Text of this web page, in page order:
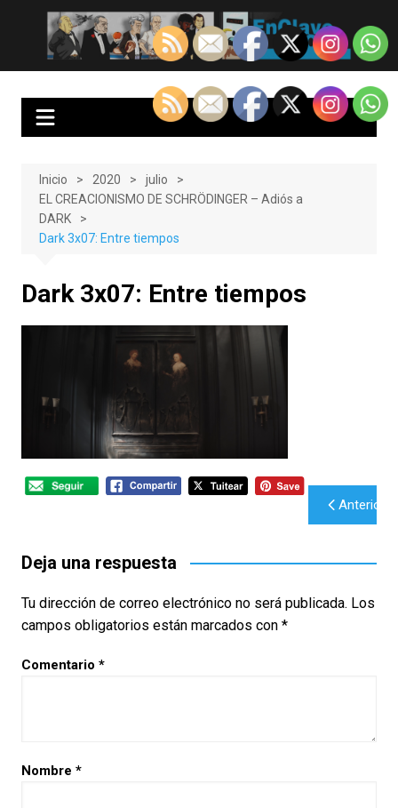
contenido
EnClave de Cine
Crítica cinematográfica y audiovisual. Punto de encuentro para los
amantes del cine y las series
Inicio 2020
julio
EL CREACIONISMO DE SCHRÖDINGER – Adiós a
DARK
Dark 3x07: Entre tiempos
Dark 3x07: Entre tiempos
Navegación
entradas
Anterior
Deja una respuesta
Tu dirección de correo electrónico no será publicada. Los
campos obligatorios están marcados con *
Comentario *
Nombre *